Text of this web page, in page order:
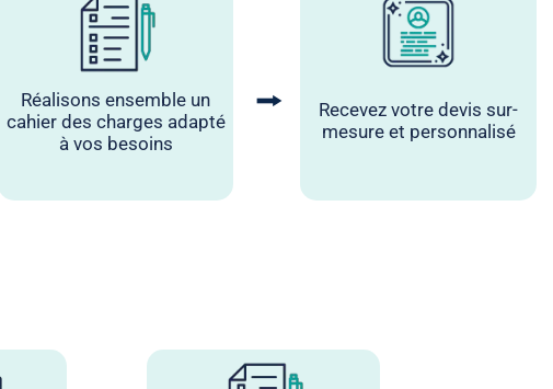
Réalisons ensemble un
cahier des charges adapté
à vos besoins
⭢
Recevez votre devis sur-
mesure et personnalisé